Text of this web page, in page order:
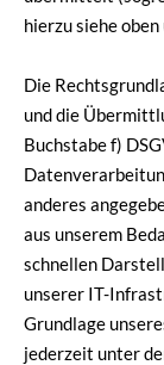
hierzu siehe
Die
und die
Buchstabe f)
anderes
aus unserem
schnellen
unserer IT-
Grundlage
jederzeit unter